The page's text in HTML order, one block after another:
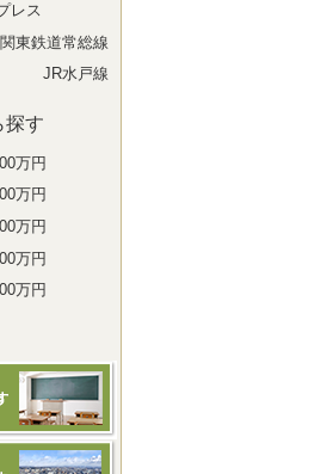
レス
関東鉄道常総線
JR水戸線
探す
万円
万円
万円
万円
万円